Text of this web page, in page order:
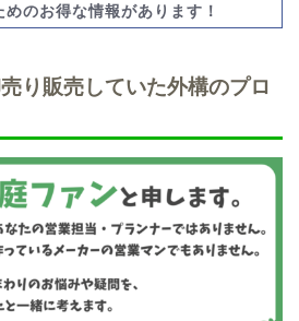
のお得な情報があります！
り販売していた外構のプロ